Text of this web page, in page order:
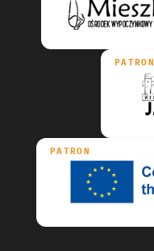
PATRON
PATRON